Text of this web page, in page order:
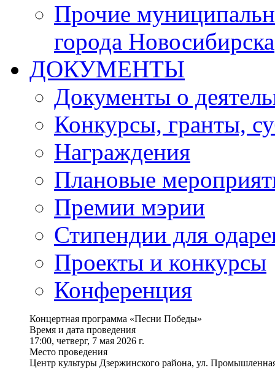
Прочие
города Новосибирска
ДОКУМЕНТЫ
Документы о
Конкурсы, гранты,
Награждения
Плановые
Премии мэрии
Стипендии для
Проекты и конкурсы
Конференция
Концертная программа «Песни Победы»
Время и дата проведения
17:00, четверг, 7 мая 2026 г.
Место проведения
Центр культуры Дзержинского района, ул.